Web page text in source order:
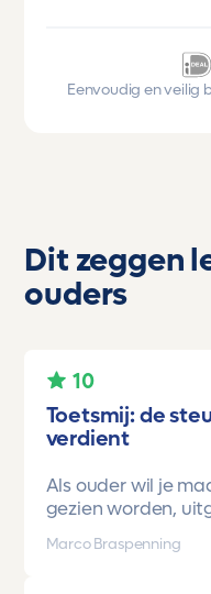
Eenvoudig en veilig
Dit zeggen
ouders
10
Toetsmij: de
verdient
Als ouder wil je
gezien worden,
vertrouwen krijgen
zelf soms denken.
Marco Braspenning